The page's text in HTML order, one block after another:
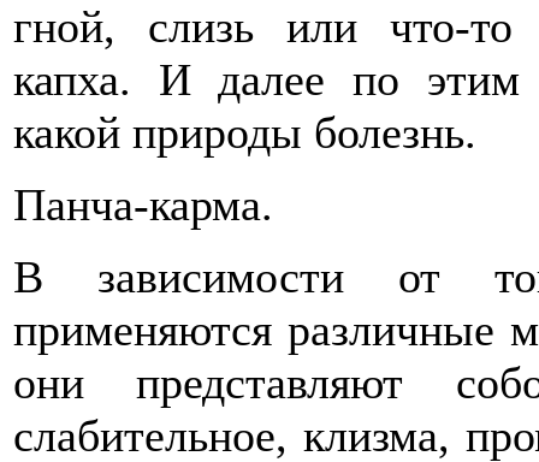
гной, слизь или что-то
капха. И далее по этим
какой природы болезнь.
Панча-карма.
В зависимости от
применяются различные
они представляют
слабительное, клизма,